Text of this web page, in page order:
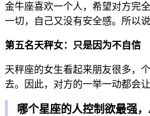
金牛座喜欢一个人，希望对方完
一切，自己又没有安全感。所以
第五名天秤女：只是因为不自信
天秤座的女生看起来朋友很多，
去。因此，对方的一举一动都会
哪个星座的人控制欲最强，